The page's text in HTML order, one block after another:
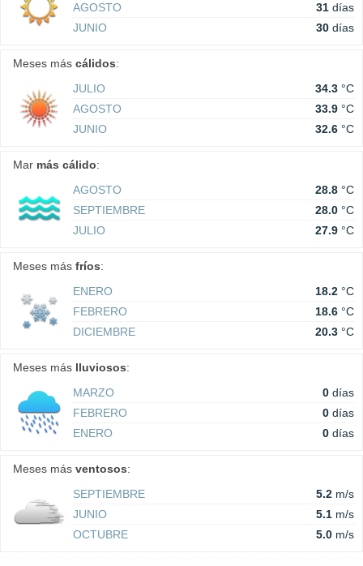
AGOSTO
31 días
JUNIO
30 días
Meses más cálidos:
JULIO
34.3 °C
AGOSTO
33.9 °C
JUNIO
32.6 °C
Mar más cálido:
AGOSTO
28.8 °C
SEPTIEMBRE
28.0 °C
JULIO
27.9 °C
Meses más fríos:
ENERO
18.2 °C
FEBRERO
18.6 °C
DICIEMBRE
20.3 °C
Meses más lluviosos:
MARZO
0 días
FEBRERO
0 días
ENERO
0 días
Meses más ventosos:
SEPTIEMBRE
5.2 m/s
JUNIO
5.1 m/s
OCTUBRE
5.0 m/s